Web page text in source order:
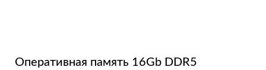
Оперативная память 16Gb DDR5